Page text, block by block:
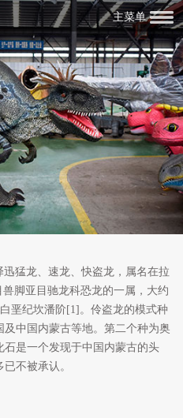
主菜单
猛龙、速龙、快盗龙，属名在拉
脚亚目驰龙科恐龙的一属，大约
垩纪坎潘阶[1]。伶盗龙的模式种
中国内蒙古等地。第二个种为奥
石是一个发现于中国内蒙古的头
不被承认。